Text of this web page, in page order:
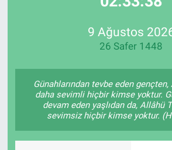
9 Ağustos
26 Safer 1448
Günahlarından tevbe eden
daha sevimli hiçbir kimse yoktur.
devam eden yaşlıdan da, Allâhü
sevimsiz hiçbir kimse yoktur.
Özel Haberler
Kadın
Erişim Bilgileri